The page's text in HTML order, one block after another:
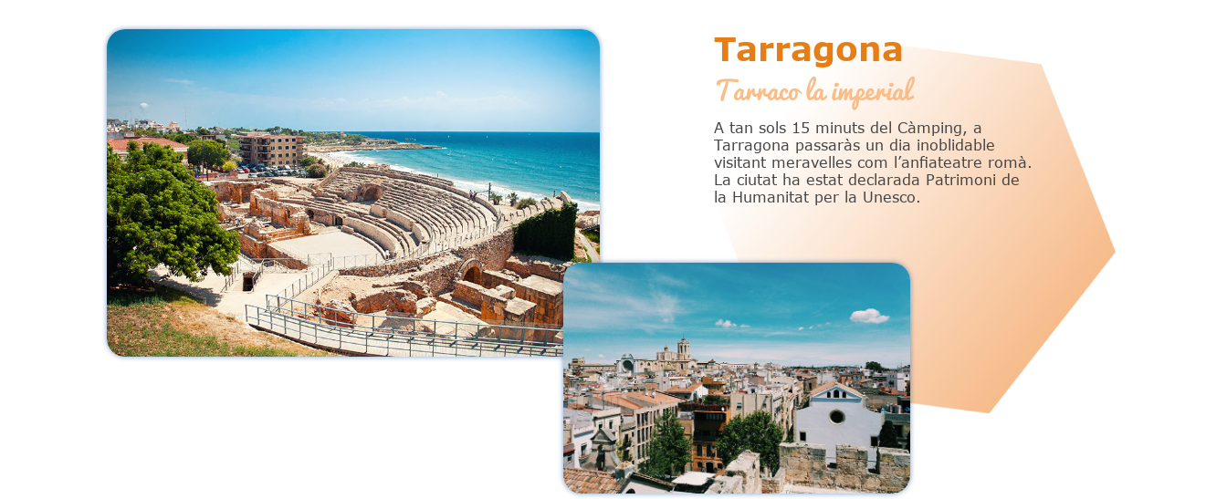
Tarragona
Tarraco la imperial
A tan sols 15 minuts del Càmping, a
Tarragona passaràs un dia inoblidable
visitant meravelles com l’anfiateatre romà.
La ciutat ha estat declarada Patrimoni de
la Humanitat per la Unesco.